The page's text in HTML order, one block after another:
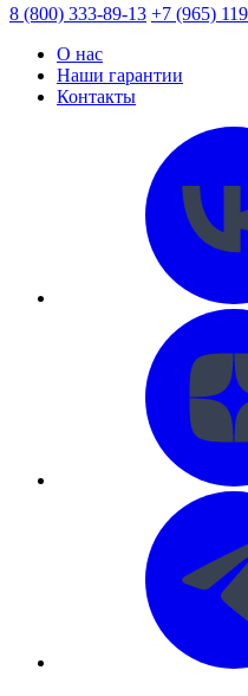
8 (800) 333-89-13 +7 (965)
О нас
Наши гарантии
Контакты